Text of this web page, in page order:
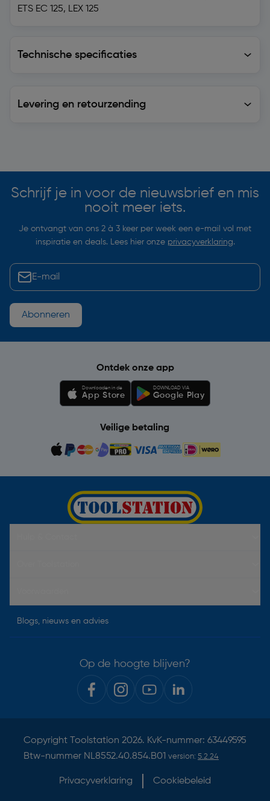
ETS EC 125, LEX 125
Technische specificaties
Levering en retourzending
Schrijf je in voor de nieuwsbrief en mis
nooit meer iets.
Je ontvangt van ons 2 à 3 keer per week een e-mail vol met
inspiratie en deals. Lees hier onze privacyverklaring.
Abonneren
Ontdek onze app
Downloaden in de
App Store
DOWNLOAD VIA
Google Play
Veilige betaling
Blogs, nieuws en advies
Op de hoogte blijven?
Copyright Toolstation 2026. KvK-nummer: 63449595
Btw-nummer NL8552.40.854.B01 version: 5.2.24
Privacyverklaring Cookiebeleid